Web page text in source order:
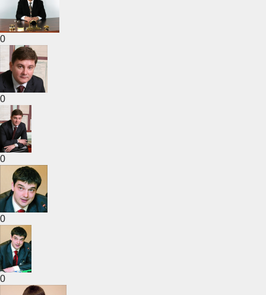
0
0
0
0
0